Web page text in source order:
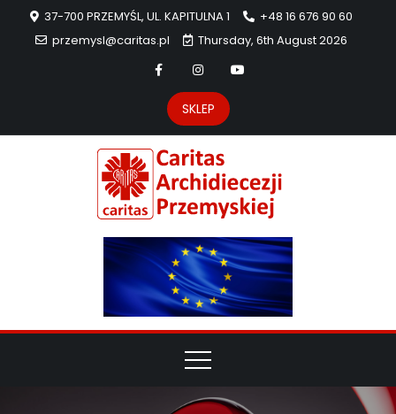
37-700 PRZEMYŚL, UL. KAPITULNA 1
+48 16 676 90 60
przemysl@caritas.pl
Thursday, 6th August 2026
SKLEP